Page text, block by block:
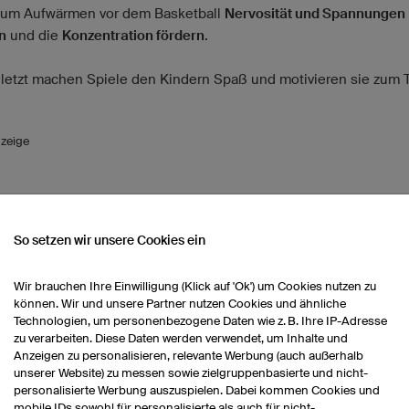
Aufwärmen vor dem Basketball Nervosität und Spannungen
und die Konzentration fördern.
machen Spiele den Kindern Spaß und motivieren sie zum
Aufwärmspiele ohne Ball
eignen sich die meisten Laufspiele auch als
Sie sollten jedoch überlegen, ob Sie mit einem Spiel
Aufwärmwirkung erreichen. Die folgenden Beispiele
machen obendrein noch Spaß.
So setzen wir unsere Cookies ein
Wir brauchen Ihre Einwilligung (Klick auf 'Ok') um Cookies nutzen zu
können. Wir und unsere Partner nutzen Cookies und ähnliche
Technologien, um personenbezogene Daten wie z. B. Ihre IP-Adresse
zu verarbeiten. Diese Daten werden verwendet, um Inhalte und
Anzeigen zu personalisieren, relevante Werbung (auch außerhalb
unserer Website) zu messen sowie zielgruppenbasierte und nicht-
personalisierte Werbung auszuspielen. Dabei kommen Cookies und